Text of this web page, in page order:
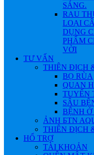
SÁNG.
RAU
LOẠI
DỤNG
PHẨM
VỜI
TƯ VẤN
THIÊN ĐỊCH
BỌ RÙA
QUAN
TUYẾN
SÂU
BỆNH
ẢNH БTN
THIÊN ĐỊCH
HỔ TRỢ
TÀI KHOẢN